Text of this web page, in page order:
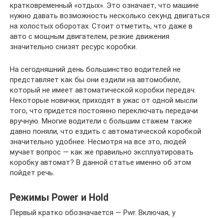
кратковременный «отдых». Это означает, что машине
нужно давать возможность несколько секунд двигаться
на холостых оборотах. Стоит отметить, что даже в
авто с мощным двигателем, резкие движения
значительно снизят ресурс коробки.
На сегодняшний день большинство водителей не
представляет как бы они ездили на автомобиле,
который не имеет автоматической коробки передач.
Некоторые новички, приходят в ужас от одной мысли
того, что придется постоянно переключать передачи
вручную. Многие водители с большим стажем также
давно поняли, что ездить с автоматической коробкой
значительно удобнее. Несмотря на все это, людей
мучает вопрос — как же правильно эксплуатировать
коробку автомат? В данной статье именно об этом
пойдет речь.
Режимы Power и Hold
Первый кратко обозначается — Pwr. Включая, у